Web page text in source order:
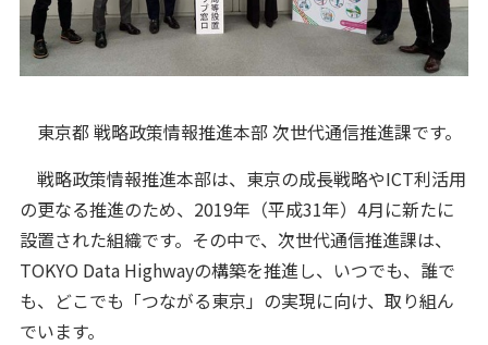
東京都 戦略政策情報推進本部 次世代通信推進課です。
戦略政策情報推進本部は、東京の成長戦略やICT利活用
の更なる推進のため、2019年（平成31年）4月に新たに
設置された組織です。その中で、次世代通信推進課は、
TOKYO Data Highwayの構築を推進し、いつでも、誰で
も、どこでも「つながる東京」の実現に向け、取り組ん
でいます。